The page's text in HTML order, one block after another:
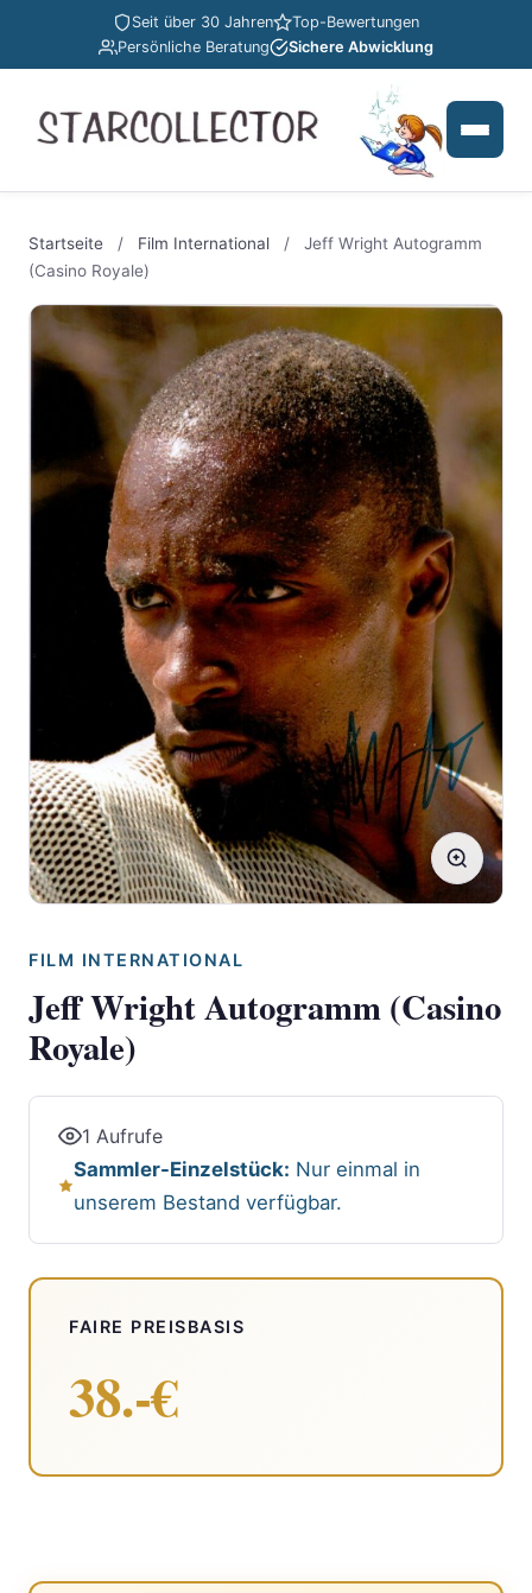
Seit über 30 Jahren
Top-Bewertungen
Persönliche Beratung
Sichere Abwicklung
Startseite / Film International /
Jeff Wright Autogramm
(Casino Royale)
FILM INTERNATIONAL
Jeff Wright Autogramm (Casino
Royale)
1 Aufrufe
Sammler-Einzelstück: Nur einmal in
unserem Bestand verfügbar.
FAIRE PREISBASIS
38.-€